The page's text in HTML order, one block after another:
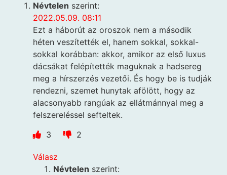
Névtelen szerint:
2022.05.09. 08:11
Ezt a háborút az oroszok nem a második
héten veszítették el, hanem sokkal, sokkal-
sokkal korábban: akkor, amikor az első luxus
dácsákat felépítették maguknak a hadsereg
meg a hírszerzés vezetői. És hogy be is tudják
rendezni, szemet hunytak afölött, hogy az
alacsonyabb rangúak az ellátmánnyal meg a
felszereléssel sefteltek.
3
2
Válasz
Névtelen szerint: